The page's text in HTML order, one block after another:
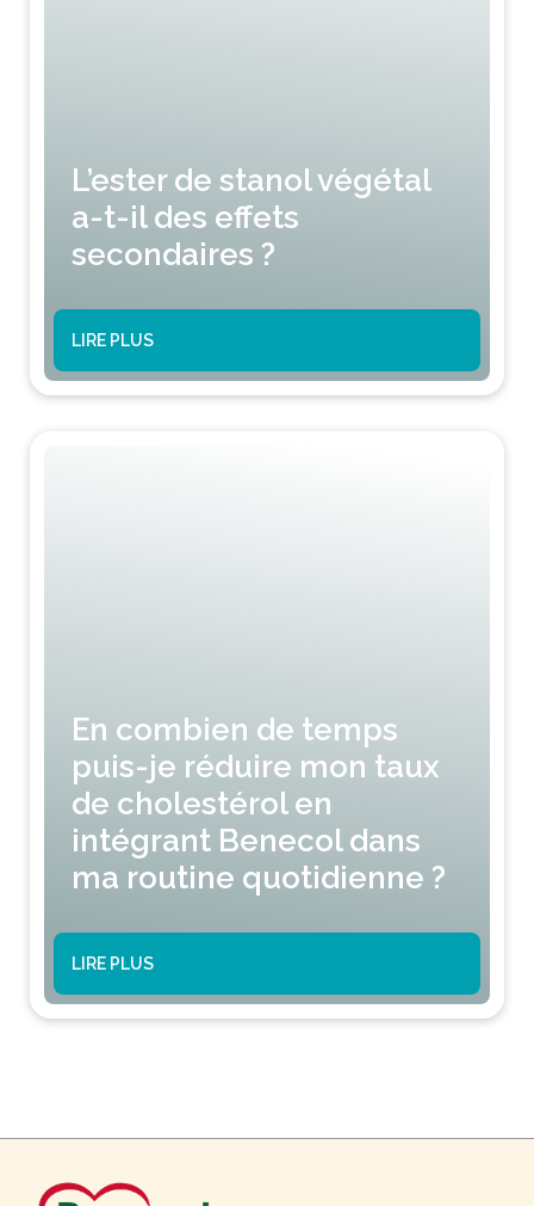
L’ester de stanol végétal
a-t-il des effets
secondaires ?
LIRE PLUS
En combien de temps
puis-je réduire mon taux
de cholestérol en
intégrant Benecol dans
ma routine quotidienne ?
LIRE PLUS